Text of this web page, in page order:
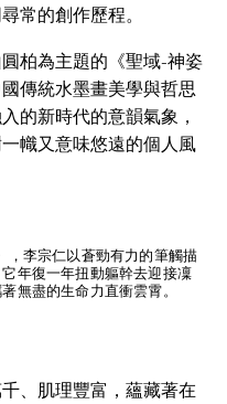
常的創作歷程。
柏為主題的《聖域-神姿
傳統水墨畫美學與哲思
的新時代的意韻氣象，
幟又意味悠遠的個人風
，李宗仁以蒼勁有力的筆觸描
年復一年扭動軀幹去迎接凜
無盡的生命力直衝雲霄。
、肌理豐富，蘊藏著在